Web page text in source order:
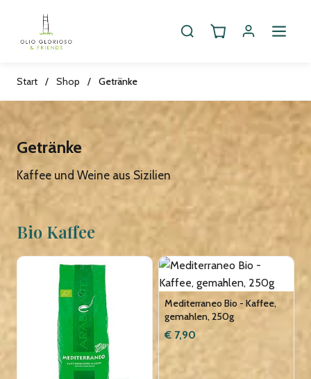
Start / Shop / Getränke
Getränke
Kaffee und Weine aus Sizilien
Bio Kaffee
Mediterraneo Bio - Kaffee,
gemahlen, 250g
€ 7,90